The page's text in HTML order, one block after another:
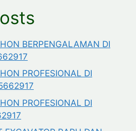
BERPENGALAMAN DI
PROFESIONAL DI
PROFESIONAL DI